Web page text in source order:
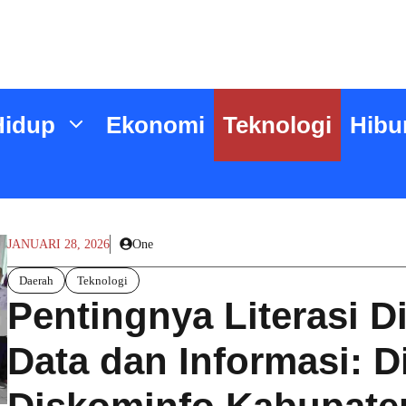
Ekonomi Teknologi
JANUARI 28, 2026 One
Daerah Teknologi
Pentingnya Literasi
Data dan Informasi: